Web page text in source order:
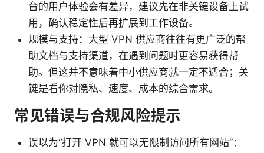
台的用户体验会有差异，建议先在非关键设备上试
用，确认稳定性后再扩展到工作设备。
规模与支持：大型 VPN 供应商往往有更广泛的帮
助文档与支持渠道，在遇到问题时更容易获得帮
助。但这并不意味着中小供应商就一定不适合；关
键是看你对隐私、速度、成本的综合需求。
常见错误与合规风险提示
误以为“打开 VPN 就可以无限制访问所有网站”：